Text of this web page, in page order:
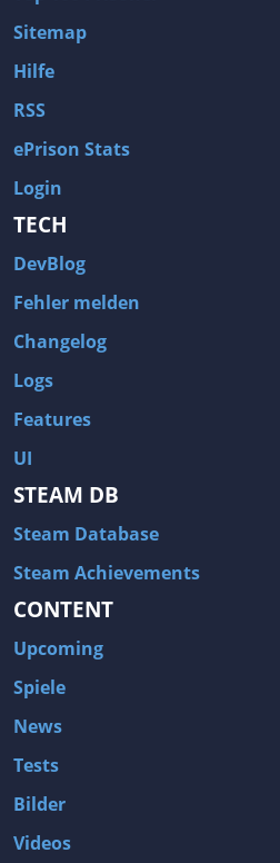
Sitemap
Hilfe
RSS
ePrison Stats
Login
TECH
DevBlog
Fehler melden
Changelog
Logs
Features
UI
STEAM DB
Steam Database
Steam Achievements
CONTENT
Upcoming
Spiele
News
Tests
Bilder
Videos